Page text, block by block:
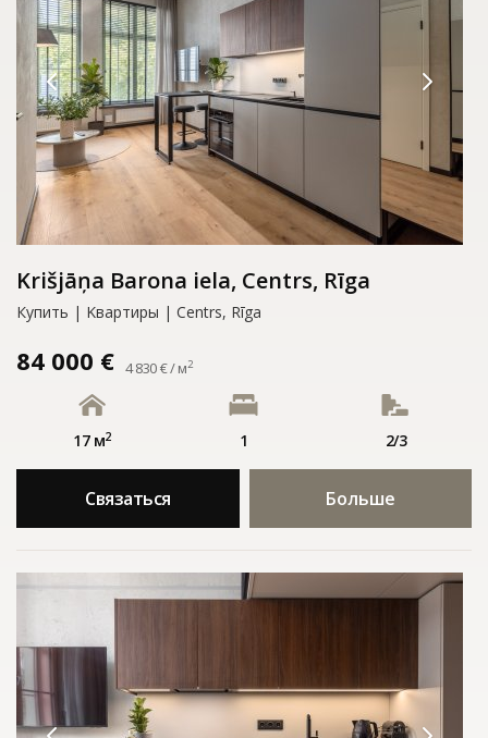
Krišjāņa Barona iela, Centrs, Rīga
Купить | Kвартиры | Centrs, Rīga
84 000 € 4 830 € / м2
17 м2 1 2/3
Связаться Больше